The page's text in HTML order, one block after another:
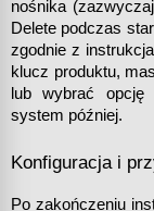
nośnika
Delete podczas
zgodnie z
klucz produktu,
lub wybrać
system później.
Konfiguracja i
Po zakończeniu